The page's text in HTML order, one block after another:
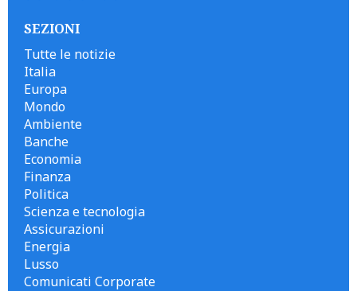
SEZIONI
Tutte le notizie
Italia
Europa
Mondo
Ambiente
Banche
Economia
Finanza
Politica
Scienza e tecnologia
Assicurazioni
Energia
Lusso
Comunicati Corporate